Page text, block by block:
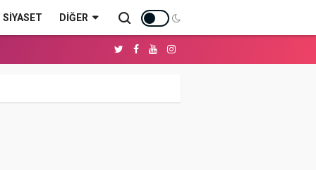
SİYASET DIĞER